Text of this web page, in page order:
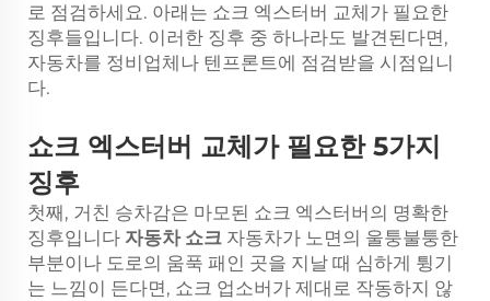
로 점검하세요. 아래는 쇼크 엑스터버 교체가 필요한
징후들입니다. 이러한 징후 중 하나라도 발견된다면,
자동차를 정비업체나 텐프론트에 점검받을 시점입니
다.
쇼크 엑스터버 교체가 필요한 5가지
징후
첫째, 거친 승차감은 마모된 쇼크 엑스터버의 명확한
징후입니다 자동차 쇼크 자동차가 노면의 울퉁불퉁한
부분이나 도로의 움푹 패인 곳을 지날 때 심하게 튕기
는 느낌이 든다면, 쇼크 업소버가 제대로 작동하지 않